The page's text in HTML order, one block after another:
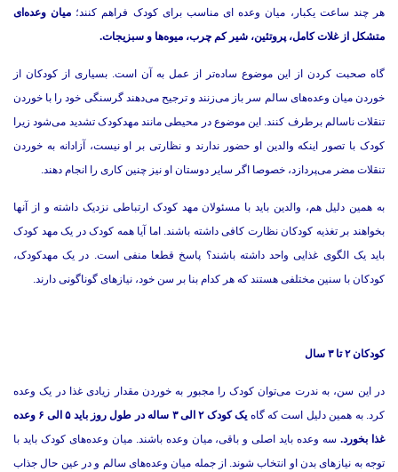
هر چند ساعت یکبار، میان وعده ای مناسب برای کودک فراهم کنند؛ میان وعده‌ای
متشکل از غلات کامل، پروتئین، شیر کم چرب، میوه‌ها و سبزیجات.
گاه صحبت کردن از این موضوع ساده‌تر از عمل به آن است. بسیاری از کودکان از
خوردن میان وعده‌های سالم سر باز می‌زنند و ترجیح می‌دهند گرسنگی خود را با خوردن
تنقلات ناسالم برطرف کنند. این موضوع در محیطی مانند مهدکودک تشدید می‌شود زیرا
کودک با تصور اینکه والدین او حضور ندارند و نظارتی بر او نیست، آزادانه به خوردن
تنقلات مضر می‌پردازد، خصوصا اگر سایر دوستان او نیز چنین کاری را انجام دهند.
به همین دلیل هم، والدین باید با مسئولان مهد کودک ارتباطی نزدیک داشته و از آنها
بخواهند بر تغذیه کودکان نظارت کافی داشته باشند. اما آیا همه کودک در یک مهد کودک
باید یک الگوی غذایی واحد داشته باشند؟ پاسخ قطعا منفی است. در یک مهدکودک،
کودکان با سنین مختلفی هستند که هر کدام بنا بر سن خود، نیازهای گوناگونی دارند.
کودکان ۲ تا ۳ سال
در این سن، به ندرت می‌توان کودک را مجبور به خوردن مقدار زیادی غذا در یک وعده
کرد. به همین دلیل است که گاه
یک کودک ۲ الی ۳ ساله در طول روز باید ۵ الی ۶ وعده
غذا بخورد.سه وعده باید اصلی و باقی، میان وعده باشند. میان وعده‌های کودک باید با
توجه به نیازهای بدن او انتخاب شوند. از جمله میان وعده‌های سالم و در عین حال جذاب